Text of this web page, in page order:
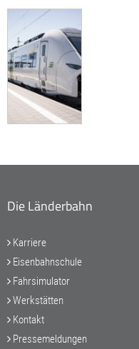
Die Länderbahn
Karriere
Eisenbahnschule
Fahrsimulator
Werkstätten
Kontakt
Pressemeldungen